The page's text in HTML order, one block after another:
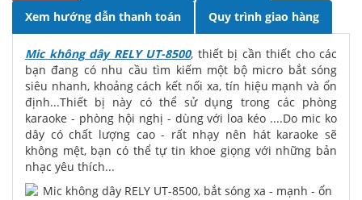
Xem hướng dẫn thanh toán Quy trình giao hàng
Mic không dây RELY UT-8500, thiết bị cần thiết cho các
bạn đang có nhu cầu tìm kiếm một bộ micro bắt sóng
siêu nhanh, khoảng cách kết nối xa, tín hiệu mạnh và ổn
định...Thiết bị này có thể sử dụng trong các phòng
karaoke - phòng hội nghị - dùng với loa kéo ....Do mic ko
dây có chất lượng cao - rất nhạy nên hát karaoke sẽ
không mệt, bạn có thể tự tin khoe giọng với những bản
nhạc yêu thích...